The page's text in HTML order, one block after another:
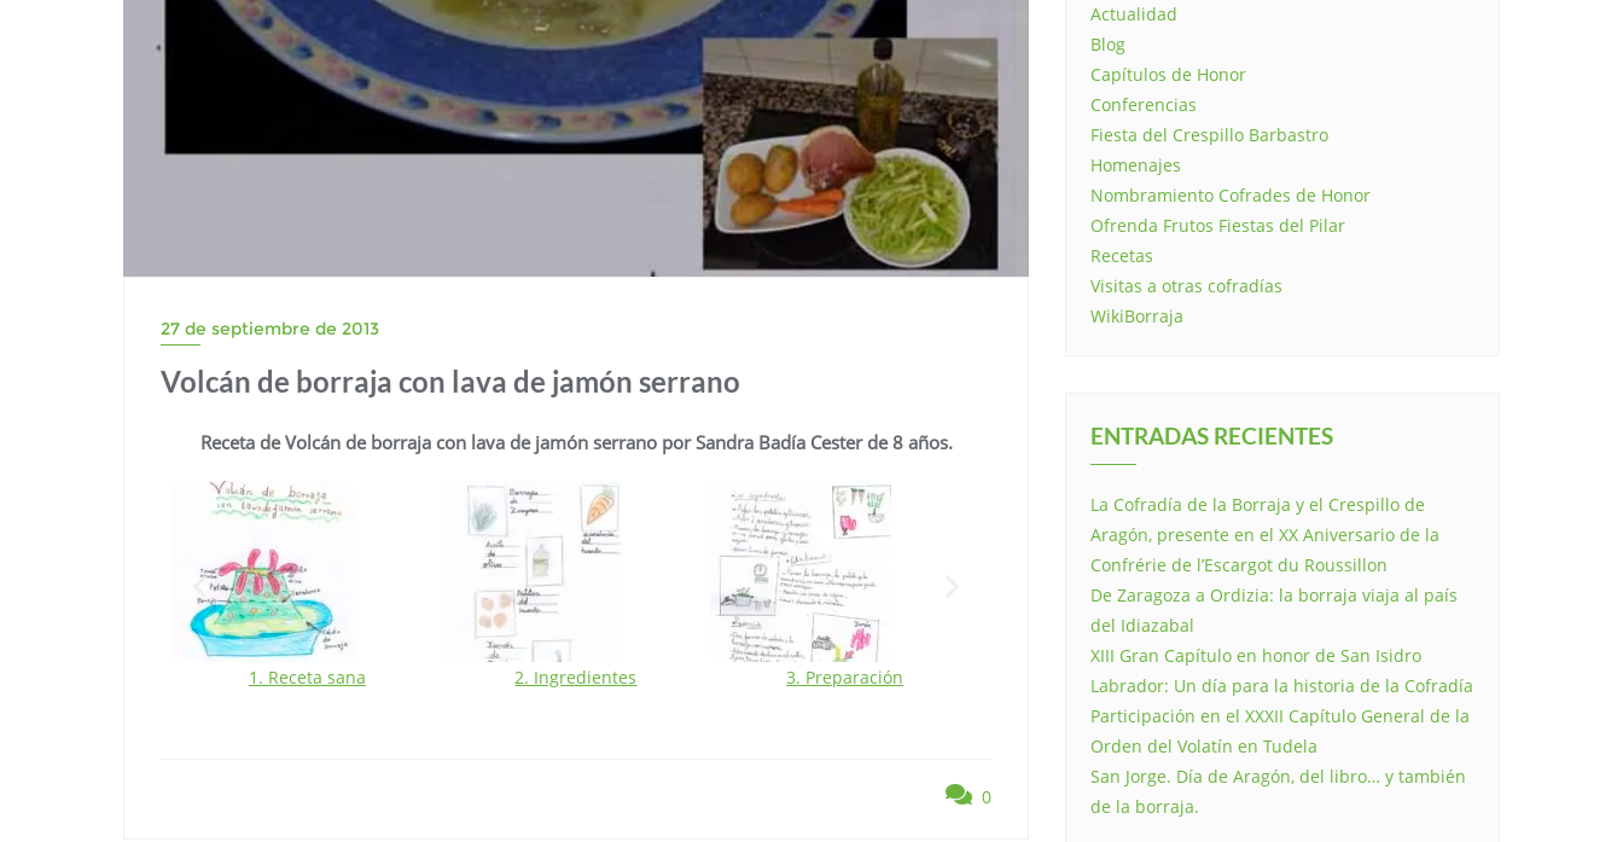
27 de septiembre de 2013
Volcán de borraja con lava de jamón serrano
Receta de Volcán de borraja con lava de jamón serrano por Sandra Badía Cester de 8 años.
1. Receta sana 2. Ingredientes 3. Preparación 4. Propiedades 5. Resultado
0
Actualidad
Blog
Capítulos de Honor
Conferencias
Fiesta del Crespillo Barbastro
Homenajes
Nombramiento Cofrades de Honor
Ofrenda Frutos Fiestas del Pilar
Recetas
Visitas a otras cofradías
WikiBorraja
ENTRADAS RECIENTES
La Cofradía de la Borraja y el Crespillo de
Aragón, presente en el XX Aniversario de la
Confrérie de l’Escargot du Roussillon
De Zaragoza a Ordizia: la borraja viaja al país
del Idiazabal
XIII Gran Capítulo en honor de San Isidro
Labrador: Un día para la historia de la Cofradía
Participación en el XXXII Capítulo General de la
Orden del Volatín en Tudela
San Jorge. Día de Aragón, del libro… y también
de la borraja.